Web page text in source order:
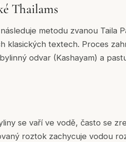
Thailams
metodu zvanou Taila
klasických textech. Proces
odvar (Kashayam) a
se vaří ve vodě, často se
roztok zachycuje vodou